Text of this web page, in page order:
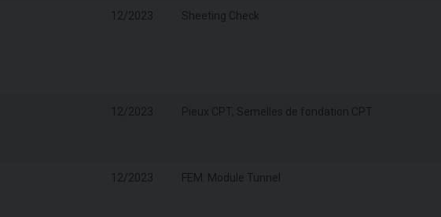
12/2023 Sheeting Check
12/2023 FEM: Module Tunnel